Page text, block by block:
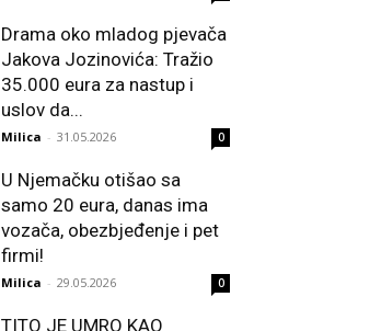
Drama oko mladog pjevača
Jakova Jozinovića: Tražio
35.000 eura za nastup i
uslov da...
Milica - 31.05.2026 0
U Njemačku otišao sa
samo 20 eura, danas ima
vozača, obezbjeđenje i pet
firmi!
Milica - 29.05.2026 0
TITO JE UMRO KAO